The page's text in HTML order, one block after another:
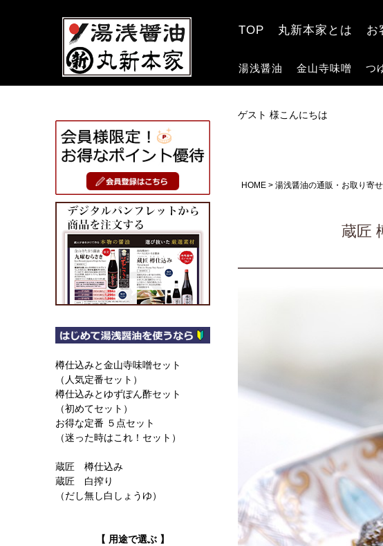
TOP 丸新本家とは お
湯浅醤油 金山寺味噌 つ
樽仕込みと金山寺味噌セット
（人気定番セット）
樽仕込みとゆずぽん酢セット
（初めてセット）
お得な定番 ５点セット
（迷った時はこれ！セット）
蔵匠 樽仕込み
蔵匠 白搾り
（だし無し白しょうゆ）
【 用途で選ぶ 】
ゲスト 様こんにちは
HOME 湯浅醤油の通販・お取り寄
蔵匠